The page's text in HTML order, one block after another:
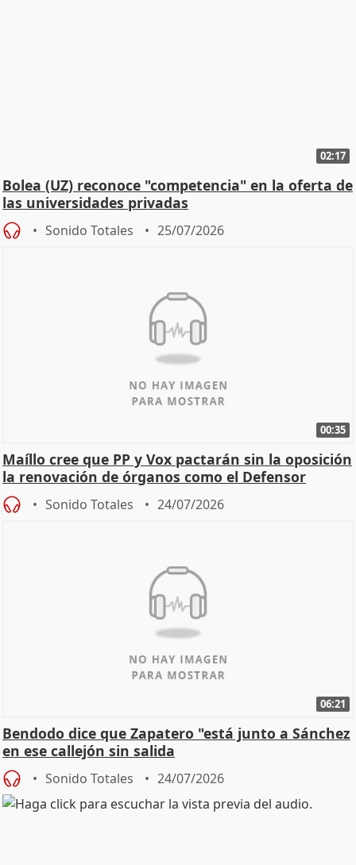
02:17
Bolea (UZ) reconoce "competencia" en la oferta de
las universidades privadas
Sonido Totales 25/07/2026
00:35
Maíllo cree que PP y Vox pactarán sin la oposición
la renovación de órganos como el Defensor
Sonido Totales 24/07/2026
06:21
Bendodo dice que Zapatero "está junto a Sánchez
en ese callejón sin salida
Sonido Totales 24/07/2026